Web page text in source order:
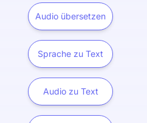
Audio übersetzen
Sprache zu Text
Audio zu Text